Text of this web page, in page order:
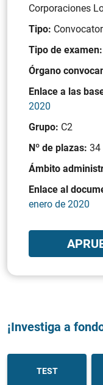
Corporaciones
Tipo:
Tipo de examen:
Órgano
Enlace a las
2020
Grupo: C2
Nº de plazas: 34
Ámbito
Enlace al
enero de 2020
¡Investiga a
TEST